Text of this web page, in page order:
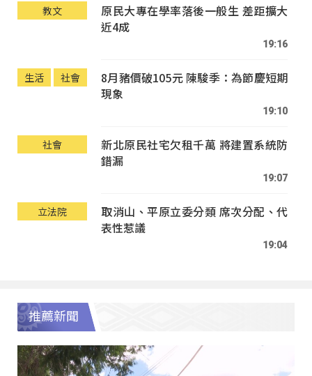
教文
原民大專在學率落後一般生 差距擴大
近4成
19:16
生活 社會
8月豬價破105元 陳駿季：為節慶短期
現象
19:10
社會
新北原民社宅欠租千萬 將建置系統防
錯漏
19:07
立法院
取消山、平原立委分類 席次分配、代
表性惹議
19:04
推薦新聞